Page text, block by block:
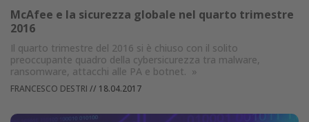
McAfee e la sicurezza globale nel quarto trimestre
2016
Il quarto trimestre del 2016 si è chiuso con il solito
preoccupante quadro della cybersicurezza tra malware,
ransomware, attacchi alle PA e botnet. »
FRANCESCO DESTRI // 18.04.2017